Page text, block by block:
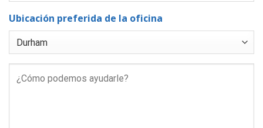
Ubicación preferida de la oficina